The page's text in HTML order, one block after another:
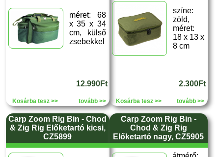
méret: 68
x 35 x 34
cm, külső
zsebekkel
12.990Ft
Kosárba tesz >> tovább >>
színe:
zöld,
méret:
18 x 13 x
8 cm
2.300Ft
Kosárba tesz >> tovább >>
Carp Zoom Rig Bin - Chod
& Zig Rig Előketartó kicsi,
CZ5899
Carp Zoom Rig Bin -
Chod & Zig Rig
Előketartó nagy, CZ5905